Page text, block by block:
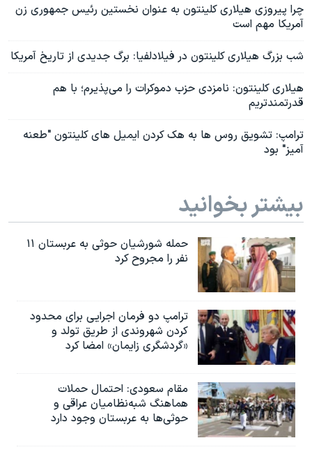
چرا پیروزی هیلاری کلینتون به عنوان نخستین رئیس جمهوری زن
آمریکا مهم است
شب بزرگ هیلاری کلینتون در فیلادلفیا: برگ جدیدی از تاریخ آمریکا
هیلاری کلینتون: نامزدی حزب دموکرات را می‌پذیرم؛ با هم
قدرتمندتریم
‎ترامپ: تشویق روس ها به هک کردن ایمیل های کلینتون "طعنه
آمیز" بود
بیشتر بخوانید
حمله شورشیان حوثی به عربستان ۱۱
نفر را مجروح کرد
ترامپ دو فرمان اجرایی برای محدود
کردن شهروندی از طریق تولد و
«گردشگری زایمان» امضا کرد
مقام سعودی: احتمال حملات
هماهنگ شبه‌نظامیان عراقی و
حوثی‌ها به عربستان وجود دارد